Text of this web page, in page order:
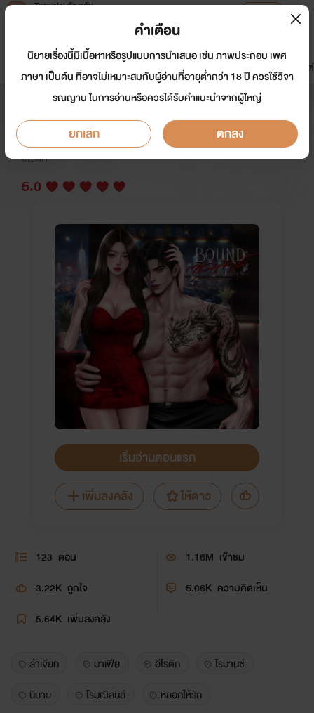
Tunwalai ธัญวลัย
หน้าแรก นิยาย อีบุ๊ก การ์ตูน
มาใหม่
ดรีมแชท ธัญลิสต์
BOUND ซ่อนพันธะ ล่ามใจ
นักเขียน: ลำเจียก Story Truth นักวาด: พิม ม.
อีโรติก
5.0
เริ่มอ่านตอนแรก
เพิ่มลงคลัง
ให้ดาว
123 ตอน 1.16M เข้าชม
3.22K ถูกใจ 5.06K ความคิดเห็น
5.64K เพิ่มลงคลัง
ลำเจียก มาเฟีย อีโรติก
โรมานซ์
นิยาย
โรมณิลินล์ หลอกให้รัก
คำเตือน
นิยายเรื่องนี้มีเนื้อหาหรือรูปแบบการนำเสนอ เช่น ภาพประกอบ เพศ
ภาษา เป็นต้น ที่อาจไม่เหมาะสมกับผู้อ่านที่อายุต่ำกว่า 18 ปี ควรใช้วิจา
รณญาน ในการอ่านหรือควรได้รับคำแนะนำจากผู้ใหญ่
ยกเลิก ตกลง